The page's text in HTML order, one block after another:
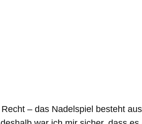
– das Nadelspiel besteht